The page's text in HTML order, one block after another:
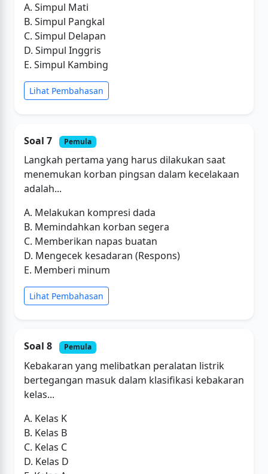
A. Simpul Mati
B. Simpul Pangkal
C. Simpul Delapan
D. Simpul Inggris
E. Simpul Kambing
Lihat Pembahasan
Soal 7 Pemula
Langkah pertama yang harus dilakukan saat
menemukan korban pingsan dalam kecelakaan
adalah...
A. Melakukan kompresi dada
B. Memindahkan korban segera
C. Memberikan napas buatan
D. Mengecek kesadaran (Respons)
E. Memberi minum
Lihat Pembahasan
Soal 8 Pemula
Kebakaran yang melibatkan peralatan listrik
bertegangan masuk dalam klasifikasi kebakaran
kelas...
A. Kelas K
B. Kelas B
C. Kelas C
D. Kelas D